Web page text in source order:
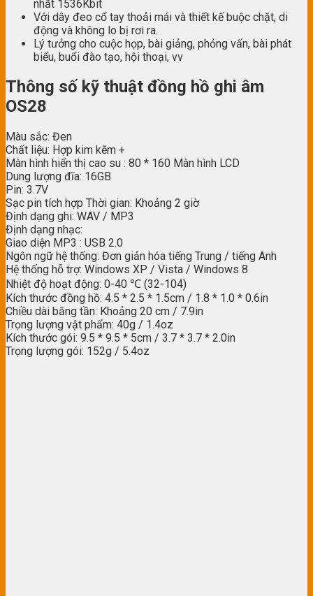
nhất 1536Kbit
Với dây đeo cổ tay thoải mái và thiết kế buộc chặt, di
động và không lo bị rơi ra.
Lý tưởng cho cuộc họp, bài giảng, phỏng vấn, bài phát
biểu, buổi đào tạo, hội thoại, vv
Thông số kỹ thuật đồng hồ ghi âm
OS28
Màu sắc: Đen
Chất liệu: Hợp kim kẽm +
Màn hình hiển thị cao su : 80 * 160 Màn hình LCD
Dung lượng đĩa: 16GB
Pin: 3.7V
Sạc pin tích hợp Thời gian: Khoảng 2 giờ
Định dạng ghi: WAV / MP3
Định dạng nhạc:
Giao diện MP3 : USB 2.0
Ngôn ngữ hệ thống: Đơn giản hóa tiếng Trung / tiếng Anh
Hệ thống hỗ trợ: Windows XP / Vista / Windows 8
Nhiệt độ hoạt động: 0-40 ℃ (32-104)
Kích thước đồng hồ: 4.5 * 2.5 * 1.5cm / 1.8 * 1.0 * 0.6in
Chiều dài băng tần: Khoảng 20 cm / 7.9in
Trọng lượng vật phẩm: 40g / 1.4oz
Kích thước gói: 9.5 * 9.5 * 5cm / 3.7 * 3.7 * 2.0in
Trọng lượng gói: 152g / 5.4oz